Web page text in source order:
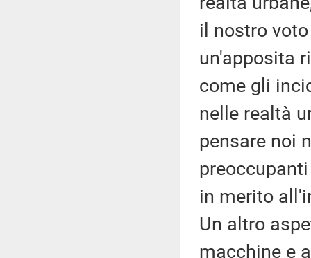
il nostro
un'apposita
come gli
nelle realtà
pensare noi
in merito
Un altro
macchine e